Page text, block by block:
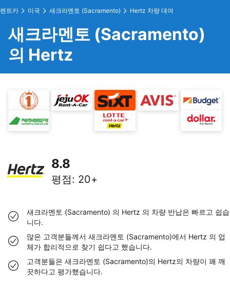
렌트카 미국 새크라멘토 (Sacramento) Hertz 차량 대여
새크라멘토 (Sacramento)
의 Hertz
8.8
평점: 20+
새크라멘토 (Sacramento) 의 Hertz 의 차량 반납은 빠르고 쉽습
니다.
많은 고객분들께서 새크라멘토 (Sacramento)에서 Hertz 의 업
체가 합리적으로 찾기 쉽다고 했습니다.
고객분들은 새크라멘토 (Sacramento)의 Hertz의 차량이 꽤 깨
끗하다고 평가했습니다.